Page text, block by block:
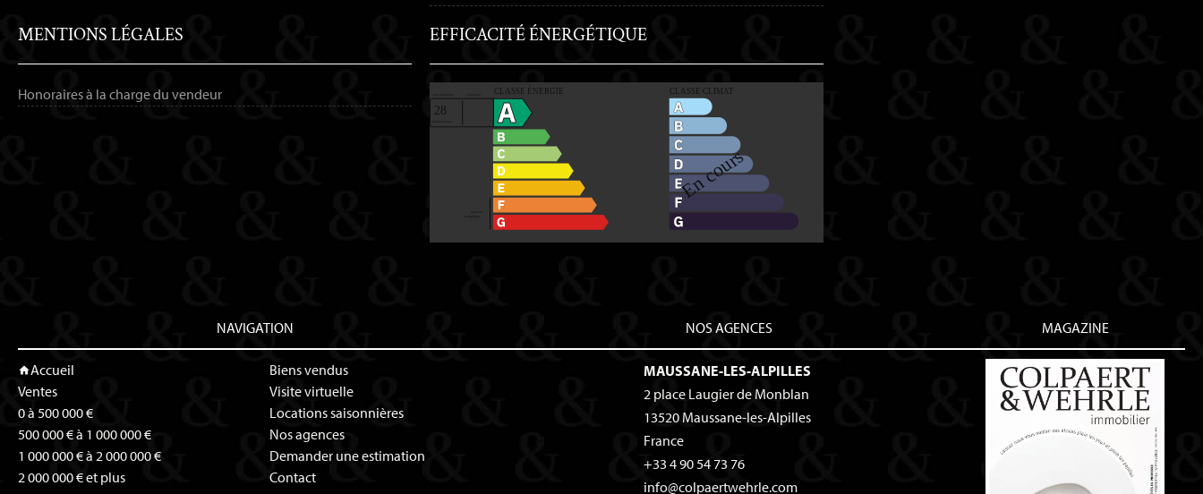
MENTIONS LÉGALES
Honoraires à la charge du vendeur
EFFICACITÉ ÉNERGÉTIQUE
NAVIGATION
Accueil
Ventes
0 à 500 000 €
500 000 € à 1 000 000 €
1 000 000 € à 2 000 000 €
2 000 000 € et plus
Biens vendus
Visite virtuelle
Locations saisonnières
Nos agences
Demander une estimation
Contact
NOS AGENCES
MAUSSANE-LES-ALPILLES
2 place Laugier de Monblan
13520 Maussane-les-Alpilles
France
+33 4 90 54 73 76
info@colpaertwehrle.com
MAGAZINE